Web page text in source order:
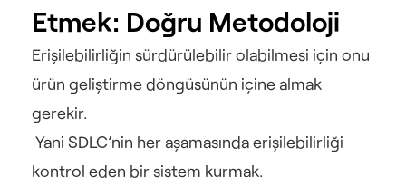
Etmek: Doğru Metodoloji
Erişilebilirliğin sürdürülebilir olabilmesi için onu
ürün geliştirme döngüsünün içine almak
gerekir.
kontrol eden bir sistem kurmak.